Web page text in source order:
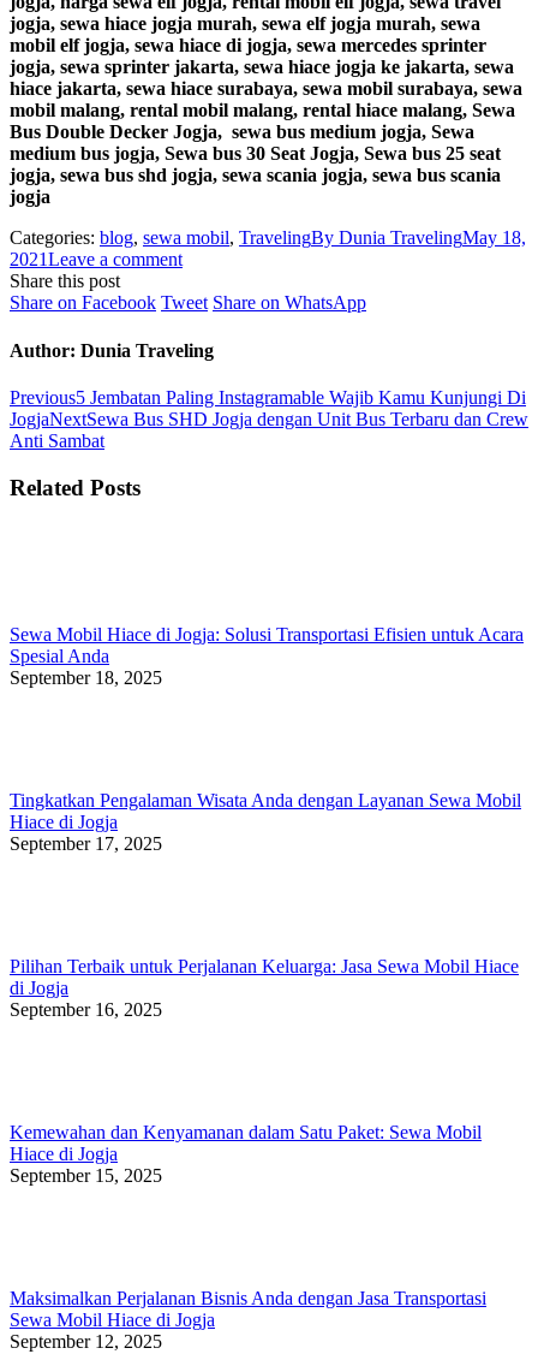
jogja, sewa hiace jogja murah, sewa elf jogja murah, sewa
mobil elf jogja, sewa hiace di jogja, sewa mercedes sprinter
jogja, sewa sprinter jakarta, sewa hiace jogja ke jakarta, sewa
hiace jakarta, sewa hiace surabaya, sewa mobil surabaya, sewa
mobil malang, rental mobil malang, rental hiace malang, Sewa
Bus Double Decker Jogja, sewa bus medium jogja, Sewa
medium bus jogja, Sewa bus 30 Seat Jogja, Sewa bus 25 seat
jogja, sewa bus shd jogja, sewa scania jogja, sewa bus scania
jogja
Categories: blog, sewa mobil, TravelingBy Dunia TravelingMay 18,
2021Leave a comment
Share this post
Share on FacebookShare
Facebook
TweetShare
Twitter
Share on WhatsAppShare
Author: Dunia Traveling
Post
navigation
PreviousPrevious
post:
5 Jembatan Paling Instagramable Wajib Kamu Kunjungi Di
JogjaNextNext
post:
Sewa Bus SHD Jogja dengan Unit Bus Terbaru dan Crew
Anti Sambat
Related Posts
Sewa Mobil Hiace di Jogja: Solusi Transportasi Efisien untuk Acara
Spesial Anda
September 18, 2025
Tingkatkan Pengalaman Wisata Anda dengan Layanan Sewa Mobil
Hiace di Jogja
September 17, 2025
Pilihan Terbaik untuk Perjalanan Keluarga: Jasa Sewa Mobil Hiace
di Jogja
September 16, 2025
Kemewahan dan Kenyamanan dalam Satu Paket: Sewa Mobil
Hiace di Jogja
September 15, 2025
Maksimalkan Perjalanan Bisnis Anda dengan Jasa Transportasi
Sewa Mobil Hiace di Jogja
September 12, 2025